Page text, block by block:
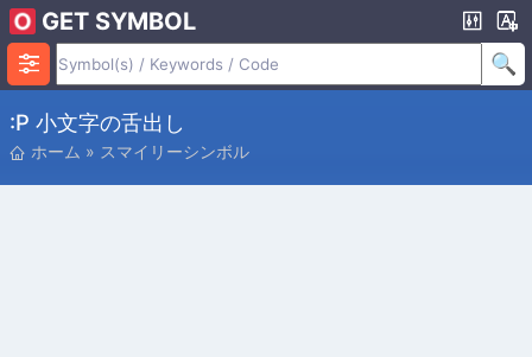
GET SYMBOL
:p 小文字の舌出し
ホーム » スマイリーシンボル